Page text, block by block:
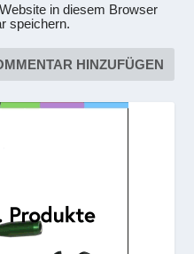
in diesem Browser
speichern.